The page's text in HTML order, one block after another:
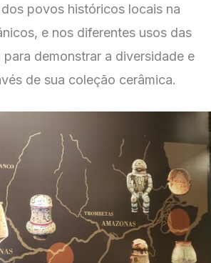
povos históricos locais na
e nos diferentes usos das
demonstrar a diversidade e
de sua coleção cerâmica.